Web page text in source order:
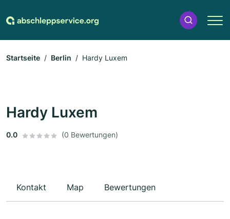
Startseite Berlin Hardy Luxem
Hardy Luxem
0.0 (0 Bewertungen)
Kontakt Map Bewertungen